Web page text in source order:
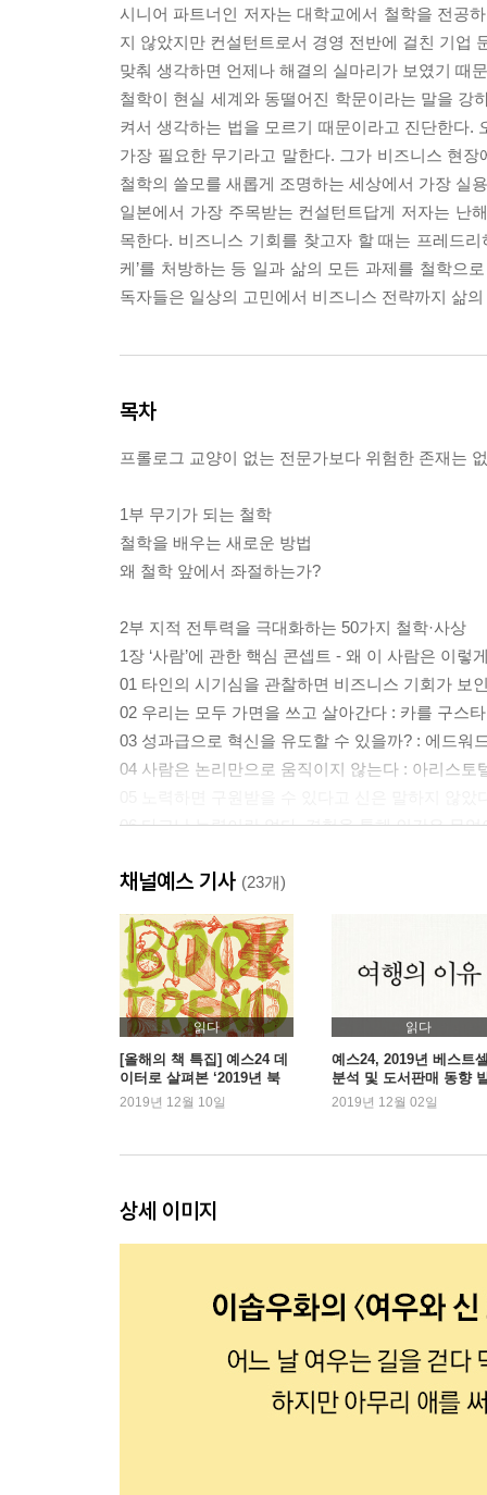
시니어 파트너인 저자는 대학교에서 철학을 전공
지 않았지만 컨설턴트로서 경영 전반에 걸친 기업
맞춰 생각하면 언제나 해결의 실마리가 보였기 때
철학이 현실 세계와 동떨어진 학문이라는 말을 강
켜서 생각하는 법을 모르기 때문이라고 진단한다.
가장 필요한 무기라고 말한다. 그가 비즈니스 현
철학의 쓸모를 새롭게 조명하는 세상에서 가장 실
일본에서 가장 주목받는 컨설턴트답게 저자는 난
목한다. 비즈니스 기회를 찾고자 할 때는 프레드
케’를 처방하는 등 일과 삶의 모든 과제를 철학으
독자들은 일상의 고민에서 비즈니스 전략까지 삶
목차
프롤로그 교양이 없는 전문가보다 위험한 존재는
1부 무기가 되는 철학
철학을 배우는 새로운 방법
왜 철학 앞에서 좌절하는가?
2부 지적 전투력을 극대화하는 50가지 철학·사상
1장 ‘사람’에 관한 핵심 콘셉트 - 왜 이 사람은 이렇
01 타인의 시기심을 관찰하면 비즈니스 기회가 보
02 우리는 모두 가면을 쓰고 살아간다 : 카를 구스
03 성과급으로 혁신을 유도할 수 있을까? : 에드워
04 사람은 논리만으로 움직이지 않는다 : 아리스토
06 타고난 능력이란 없다, 경험을 통해 인간은 무
08 불확실한 것에 매력을 느끼는 인간의 본성 : 버
09 인생을 예술 작품으로 대한다면 : 장 폴 사르트
10 악의가 없어도 누구나 악인이 될 수 있다 : 한나
11 자아실현을 이룬 사람일수록 인맥이 넓지 않다
12 행동을 정당화하기 위해 기꺼이 생각을 바꾸는
13 개인의 양심은 아무런 힘이 없다 : 스탠리 밀그
14 언제 일에서 만족감을 느낄 수 있을까? : 미하이
2장 ‘조직’에 관한 핵심 콘셉트 - 왜 이 조직은 바뀌
18 혁신은 새로운 시도가 아닌 과거와의 작별에서
19 권위를 만드는 세 가지 요소 : 막스 베버_카리스
21 가난한 사람은 더 가난해지고 부유한 사람은
23 왜 기장이 조종할 때 사고 발생 확률이 더 높을
24 안정이 계속될수록 축적되는 리스크 : 나심 니
채널예스 기사 (23개)
읽다
[올해의 책 특집] 예스24 데
이터로 살펴본 ‘2019년 북
트렌드’
2019년 12월 10일
읽다
예스24, 2019년 베스트
분석 및 도서판매 동향
2019년 12월 02일
상세 이미지